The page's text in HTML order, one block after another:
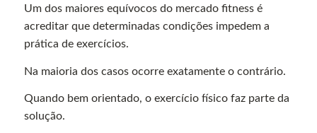
Um dos maiores equívocos do mercado fitness é
acreditar que determinadas condições impedem a
prática de exercícios.
Na maioria dos casos ocorre exatamente o contrário.
Quando bem orientado, o exercício físico faz parte da
solução.